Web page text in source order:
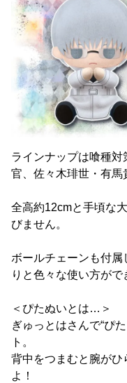
ラインナップは喰種
官、佐々木琲世・有馬
全高約12cmと手頃な
びません。
ボールチェーンも付
りと色々な使い方がで
＜ぴたぬいとは…＞
ぎゅっとはさんで“ぴ
ト。
背中をつまむと腕がひ
よ！